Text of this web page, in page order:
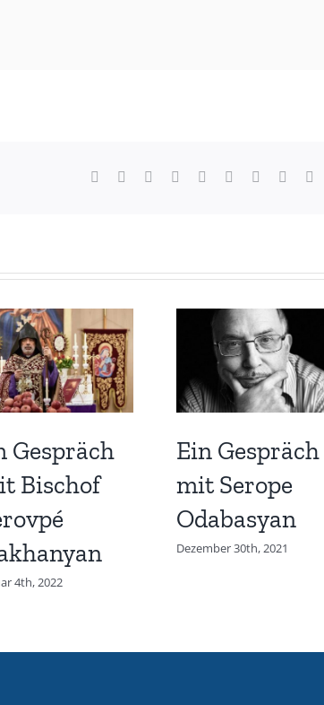
Facebook Reddit LinkedInWhatsApp
TumblrPinterest
Gespräch
Bischof
4th, 2022
Ein Gespräch
mit Serope
Odabasyan
Dezember 30th, 2021